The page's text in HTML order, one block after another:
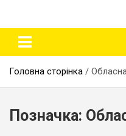
Головна сторінка
Позначка: